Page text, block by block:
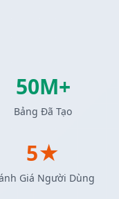
50M+
Bảng Đã Tạo
5★
Giá Người Dùng